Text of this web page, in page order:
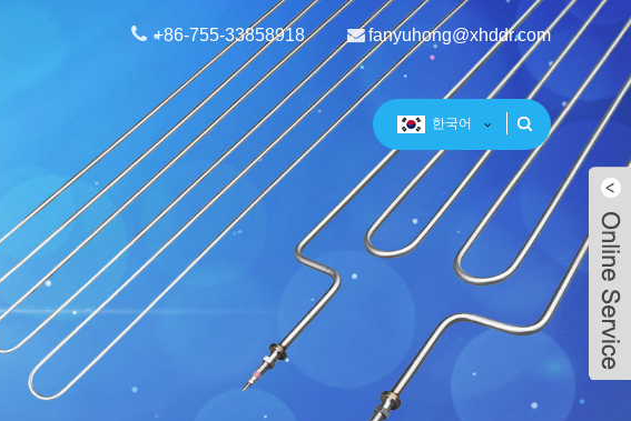
+86-755-33858918 fanyuhong@xhddr.com
한국어